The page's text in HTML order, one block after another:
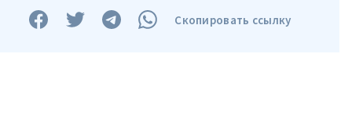
Скопировать ссылку